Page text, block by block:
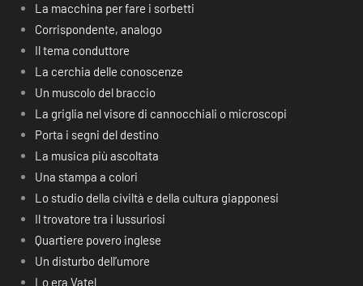
La macchina per fare i sorbetti
Corrispondente, analogo
Il tema conduttore
La cerchia delle conoscenze
Un muscolo del braccio
La griglia nel visore di cannocchiali o microscopi
Porta i segni del destino
La musica più ascoltata
Una stampa a colori
Lo studio della civiltà e della cultura giapponesi
Il trovatore tra i lussuriosi
Quartiere povero inglese
Un disturbo dell’umore
Lo era Vatel